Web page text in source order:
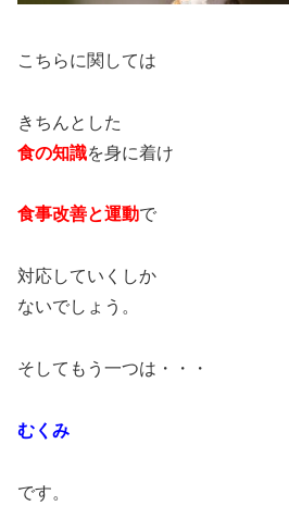
こちらに関しては
きちんとした
食の知識を身に着け
食事改善と運動で
対応していくしか
ないでしょう。
そしてもう一つは・・・
むくみ
です。